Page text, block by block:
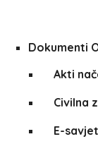
Dokumenti
Akti
Civilna
E-